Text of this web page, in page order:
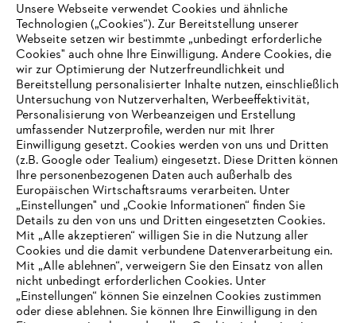
Zahlungsmöglichkeiten
Unternehmen
Online Shop
IHR BROWSER WIRD NICHT
UNTERSTÜTZT
Unsere Webseite verwendet Cookies und ähnliche
Technologien („Cookies“). Zur Bereitstellung unserer
Webseite setzen wir bestimmte „unbedingt erforderliche
Cookies" auch ohne Ihre Einwilligung. Andere Cookies, die
wir zur Optimierung der Nutzerfreundlichkeit und
Bereitstellung personalisierter Inhalte nutzen, einschließlich
Untersuchung von Nutzerverhalten, Werbeeffektivität,
Personalisierung von Werbeanzeigen und Erstellung
umfassender Nutzerprofile, werden nur mit Ihrer
Einwilligung gesetzt. Cookies werden von uns und Dritten
(z.B. Google oder Tealium) eingesetzt. Diese Dritten können
Ihre personenbezogenen Daten auch außerhalb des
Europäischen Wirtschaftsraums verarbeiten. Unter
„Einstellungen" und „Cookie Informationen“ finden Sie
Details zu den von uns und Dritten eingesetzten Cookies.
Mit „Alle akzeptieren“ willigen Sie in die Nutzung aller
Cookies und die damit verbundene Datenverarbeitung ein.
Mit „Alle ablehnen“, verweigern Sie den Einsatz von allen
nicht unbedingt erforderlichen Cookies. Unter
„Einstellungen“ können Sie einzelnen Cookies zustimmen
oder diese ablehnen. Sie können Ihre Einwilligung in den